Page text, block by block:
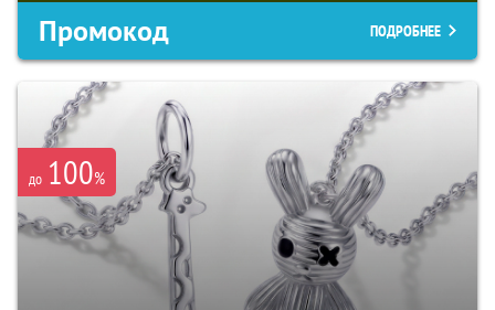
Промокод ПОДРОБНЕЕ
до 100%